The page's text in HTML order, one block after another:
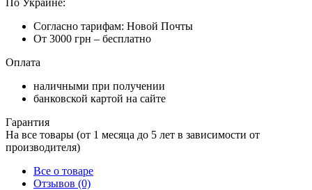
Согласно тарифам: Новой Почты
От 3000 грн – бесплатно
Оплата
наличными при получении
банковской картой на сайте
Гарантия
На все товары (от 1 месяца до 5 лет в зависимости от
производителя)
Все о товаре
Отзывов (0)